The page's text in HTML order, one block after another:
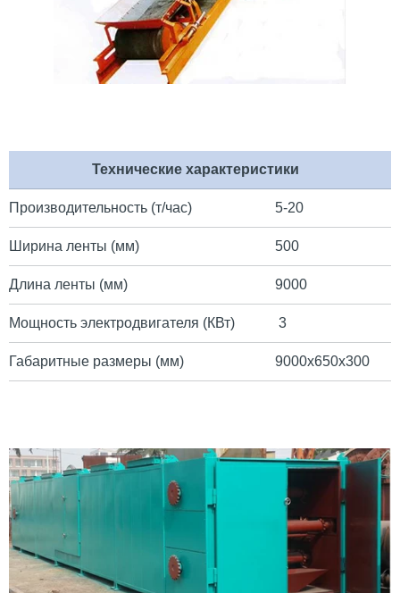
Технические характеристики
Производительность (т/час) 5-20
Ширина ленты (мм) 500
Длина ленты (мм) 9000
Мощность электродвигателя (КВт) 3
Габаритные размеры (мм) 9000х650х300